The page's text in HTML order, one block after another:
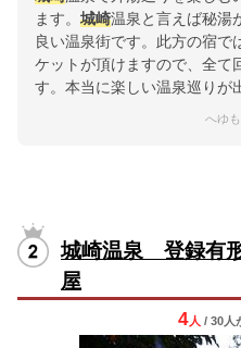
ます。 城崎温泉と言えば秘湯
良い温泉街です。此方の宿で
ケットが頂けますので、全て
す。本当に楽しい温泉巡りが
へゆ
城崎温泉 登録有
屋
4人 / 30人